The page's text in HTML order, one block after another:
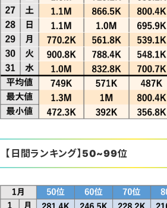
【日間ランキング】50~99位